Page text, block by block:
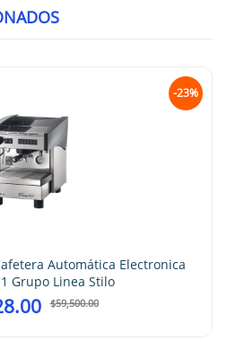
-23%
Automática Electronica
Grupo Linea Stilo
$59,500.00